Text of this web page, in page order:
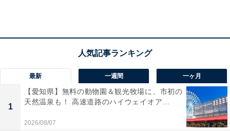
を持参すると2杯目は162円（店内の場合は165円）で購
入できるOne More Coffeeといったサービスもありま
す。使用の豆は店頭で複数から選択することができるの
で、店員さんと会話しながら決めることをお勧めしま
最新 一週間 一ヶ月
1
【愛知県】無料の動物園＆観光牧場に、市初の
天然温泉も！ 高速道路のハイウェイオア...
2026/08/07